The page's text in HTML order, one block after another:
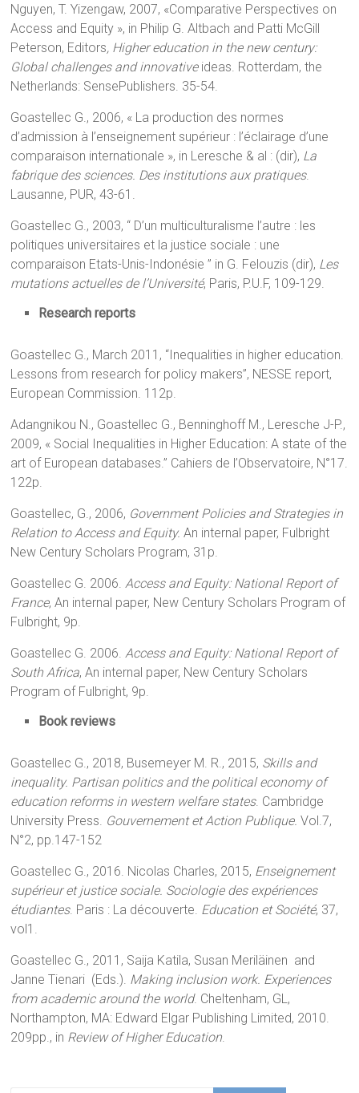
Nguyen, T. Yizengaw, 2007, «Comparative Perspectives on
Access and Equity », in Philip G. Altbach and Patti McGill
Peterson, Editors, Higher education in the new century:
Global challenges and innovativeideas. Rotterdam, the
Netherlands: SensePublishers. 35-54.
Goastellec G., 2006, « La production des normes
d’admission à l’enseignement supérieur : l’éclairage d’une
comparaison internationale », in Leresche & al : (dir), La
fabrique des sciences. Des institutions aux pratiques.
Lausanne, PUR, 43-61.
Goastellec G., 2003, “ D’un multiculturalisme l’autre : les
politiques universitaires et la justice sociale : une
comparaison Etats-Unis-Indonésie ” in G. Felouzis (dir), Les
mutations actuelles de l’Université, Paris, P.U.F, 109-129.
Research reports
Goastellec G., March 2011, “Inequalities in higher education.
Lessons from research for policy makers”, NESSE report,
European Commission. 112p.
Adangnikou N., Goastellec G., Benninghoff M., Leresche J-P.,
2009, « Social Inequalities in Higher Education: A state of the
art of European databases.” Cahiers de l’Observatoire, N°17.
122p.
Goastellec, G., 2006, Government Policies and Strategies in
Relation to Access and Equity.An internal paper, Fulbright
New Century Scholars Program, 31p.
Goastellec G. 2006. Access and Equity: National Report of
France, An internal paper, New Century Scholars Program of
Fulbright, 9p.
Goastellec G. 2006. Access and Equity: National Report of
South Africa, An internal paper, New Century Scholars
Program of Fulbright, 9p.
Book reviews
Goastellec G., 2018, Busemeyer M. R., 2015, Skills and
inequality. Partisan politics and the political economy of
education reforms in western welfare states. Cambridge
University Press. Gouvernement et Action Publique.Vol.7,
N°2, pp.147-152
Goastellec G., 2016. Nicolas Charles, 2015, Enseignement
supérieur et justice sociale. Sociologie des expériences
étudiantes. Paris : La découverte. Education et Société, 37,
vol1.
Goastellec G., 2011, Saija Katila, Susan Meriläinen and
Janne Tienari (Eds.). Making inclusion work. Experiences
from academic around the world. Cheltenham, GL,
Northampton, MA: Edward Elgar Publishing Limited, 2010.
209pp., in Review of Higher Education